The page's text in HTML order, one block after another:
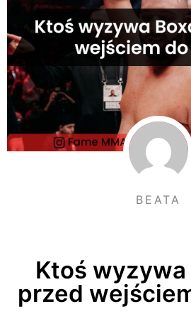
BEATA
Ktoś wyzywa
przed